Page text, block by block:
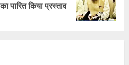
पारित किया प्रस्ताव